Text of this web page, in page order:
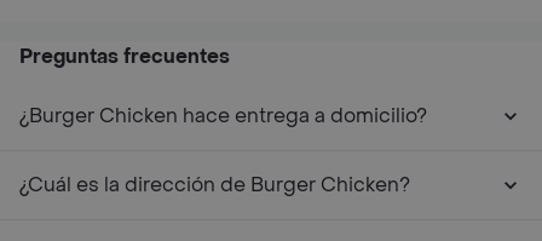
Preguntas frecuentes
¿Burger Chicken hace entrega a domicilio?
¿Cuál es la dirección de Burger Chicken?